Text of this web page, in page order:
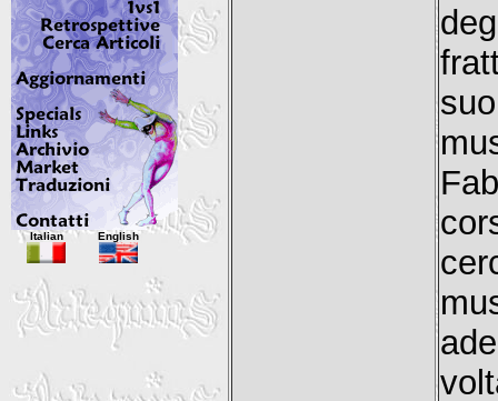
Italian English